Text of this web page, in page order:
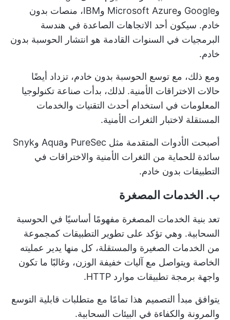
وGoogle وMicrosoft Azure وIBM، منصات بدون
خادم. سيكون أحد الاتجاهات الصاعدة في هندسة
البرمجيات في السنوات القادمة هو انتشار الحوسبة بدون
خادم.
ومع ذلك، مع توسع الحوسبة بدون خادم، تزداد أيضًا
حالات الاختراقات الأمنية. لذلك، بدأت صناعة تكنولوجيا
المعلومات في استخدام أحدث التقنيات والخدمات
المستقلة لاختبار الثغرات الأمنية.
أصبحت الأدوات المتقدمة مثل PureSec وAqua وSnyk
سائدة للحماية من الثغرات الأمنية والاختراقات في
التطبيقات بدون خادم.
ب. الخدمات المصغرة
تعد بنية الخدمات المصغرة مفهومًا أساسيًا في الحوسبة
السحابية. وهي تؤكد على تطوير التطبيقات كمجموعة
من الخدمات الصغيرة والمستقلة، كل منها يدير عمليته
الخاصة ويتواصل مع آليات خفيفة الوزن، وغالبًا ما تكون
واجهة برمجة تطبيقات موارد HTTP.
يتوافق مبدأ التصميم هذا تمامًا مع متطلبات قابلية التوسع
والمرونة والكفاءة في البيئات السحابية.